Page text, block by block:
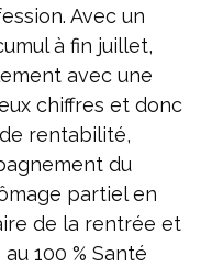
Avec un
à fin juillet,
avec une
chiffres et donc
rentabilité,
du
partiel en
de la rentrée et
100 % Santé